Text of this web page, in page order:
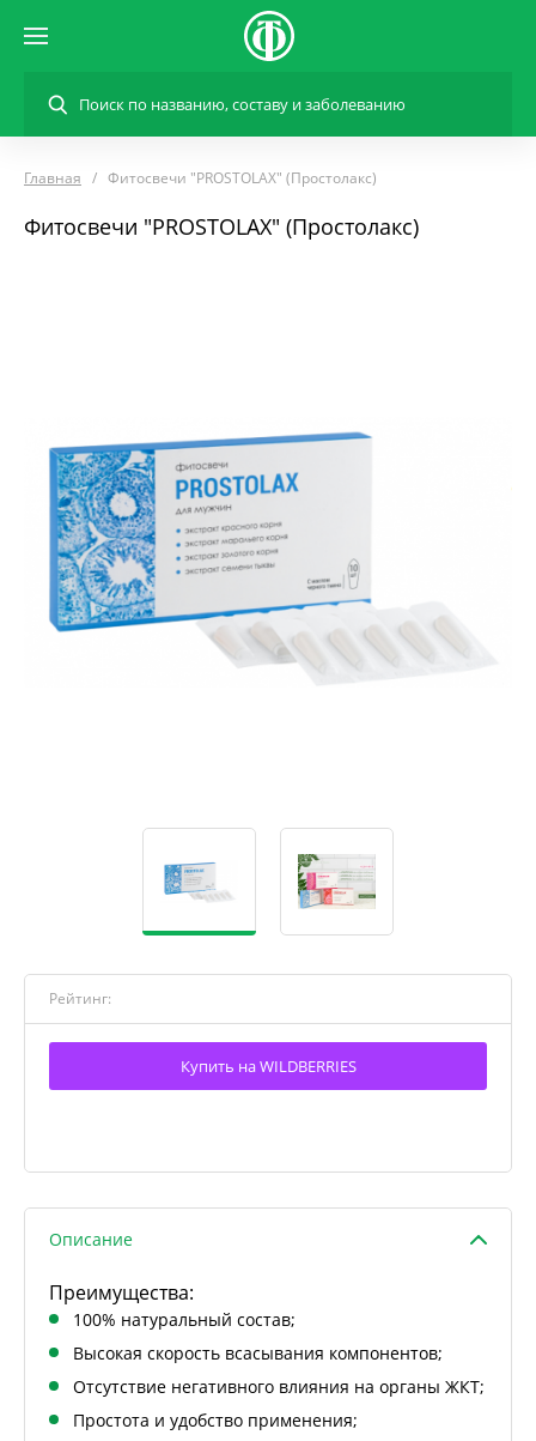
Главная Фитосвечи "PROSTOLAX" (Простолакс)
Фитосвечи "PROSTOLAX" (Простолакс)
Рейтинг:
Купить на WILDBERRIES
Описание
Преимущества:
100% натуральный состав;
Высокая скорость всасывания компонентов;
Отсутствие негативного влияния на органы ЖКТ;
Простота и удобство применения;